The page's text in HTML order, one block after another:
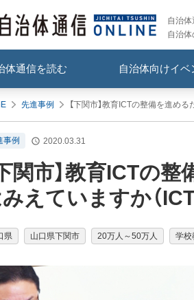
自治体
自治体
体通信を読む 自治体向けイベ
先進事例 【下関市】教育ICTの整備を進め
事例 2020.03.31
下関市】教育ICTの
えていますか（
県 山口県下関市 20万人～50万人 学校